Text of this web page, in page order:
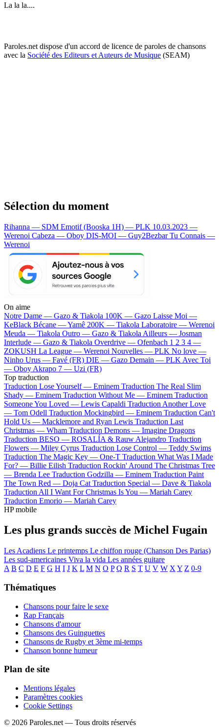
La la la....
Paroles.net dispose d'un accord de licence de paroles de chansons
avec la Société des Editeurs et Auteurs de Musique (SEAM)
Sélection du moment
Rihanna — SDM Emotif (Booska 1H) — PLK 10.03.2023 —
Werenoi Cabeza — Oboy DIS-MOI — Guy2BezbarTu Connais —
Werenoi
On aime
Notre Dame — Gazo & Tiakola 100K — Gazo Laisse Moi —
KeBlack Bécane —Yamê 200K — Tiakola Laboratoire — Werenoi
Meuda — Tiakola Outro — Gazo & Tiakola Ailleurs — Josman
Interlude — Gazo & Tiakola Overdrive — Ofenbach 1 2 3 4 —
ZOKUSH La League — Werenoi Nouvelles — PLK No love —
Ninho Urus — Favé (FR) DIE — Gazo Demain — PLK Avec Toi
— Oboy Akrapo 7 — Uzi (FR)
Top traduction
Traduction Lose Yourself — Eminem Traduction The Real Slim
Shady — Eminem Traduction Without Me — Eminem Traduction
Someone You Loved — Lewis Capaldi Traduction Another Love
— Tom Odell Traduction Mockingbird — Eminem Traduction Can't
Hold Us — Macklemore and Ryan Lewis Traduction Last
Christmas — Wham Traduction Demons — Imagine Dragons
Traduction BESO — ROSALÍA & Rauw Alejandro Traduction
Flowers — Miley Cyrus Traduction Lose Control — Teddy Swims
Traduction The Magic Key — One-T Traduction What Was I Made
For? — Billie Eilish Traduction Rockin' Around The Christmas Tree
— Brenda Lee Traduction Godzilla — Eminem Traduction Paint
The Town Red — Doja Cat Traduction Special — Dave & Tiakola
Traduction All I Want For Christmas Is You — Mariah Carey
Traduction Emorio — Mariah Carey
HP mobile
Les plus grands succès de Michel Fugain
Les Acadiens Le printemps Le chiffon rouge (Chanson Des Parias)
Les sud-americaines Viva la vida Les années guitare
A B C D E F G H I J K L M N O P Q R S T U V W X Y Z 0-9
Thématiques
Chansons pour faire le sexe
Rap Français
Chansons d'amour
Chansons des Guinguettes
Chansons de Rugby et 3ème mi-temps
Chanson bonne humeur
Plan de site
Mentions légales
Paramètres cookies
Cookie Settings
© 2026 Paroles.net — Tous droits réservés